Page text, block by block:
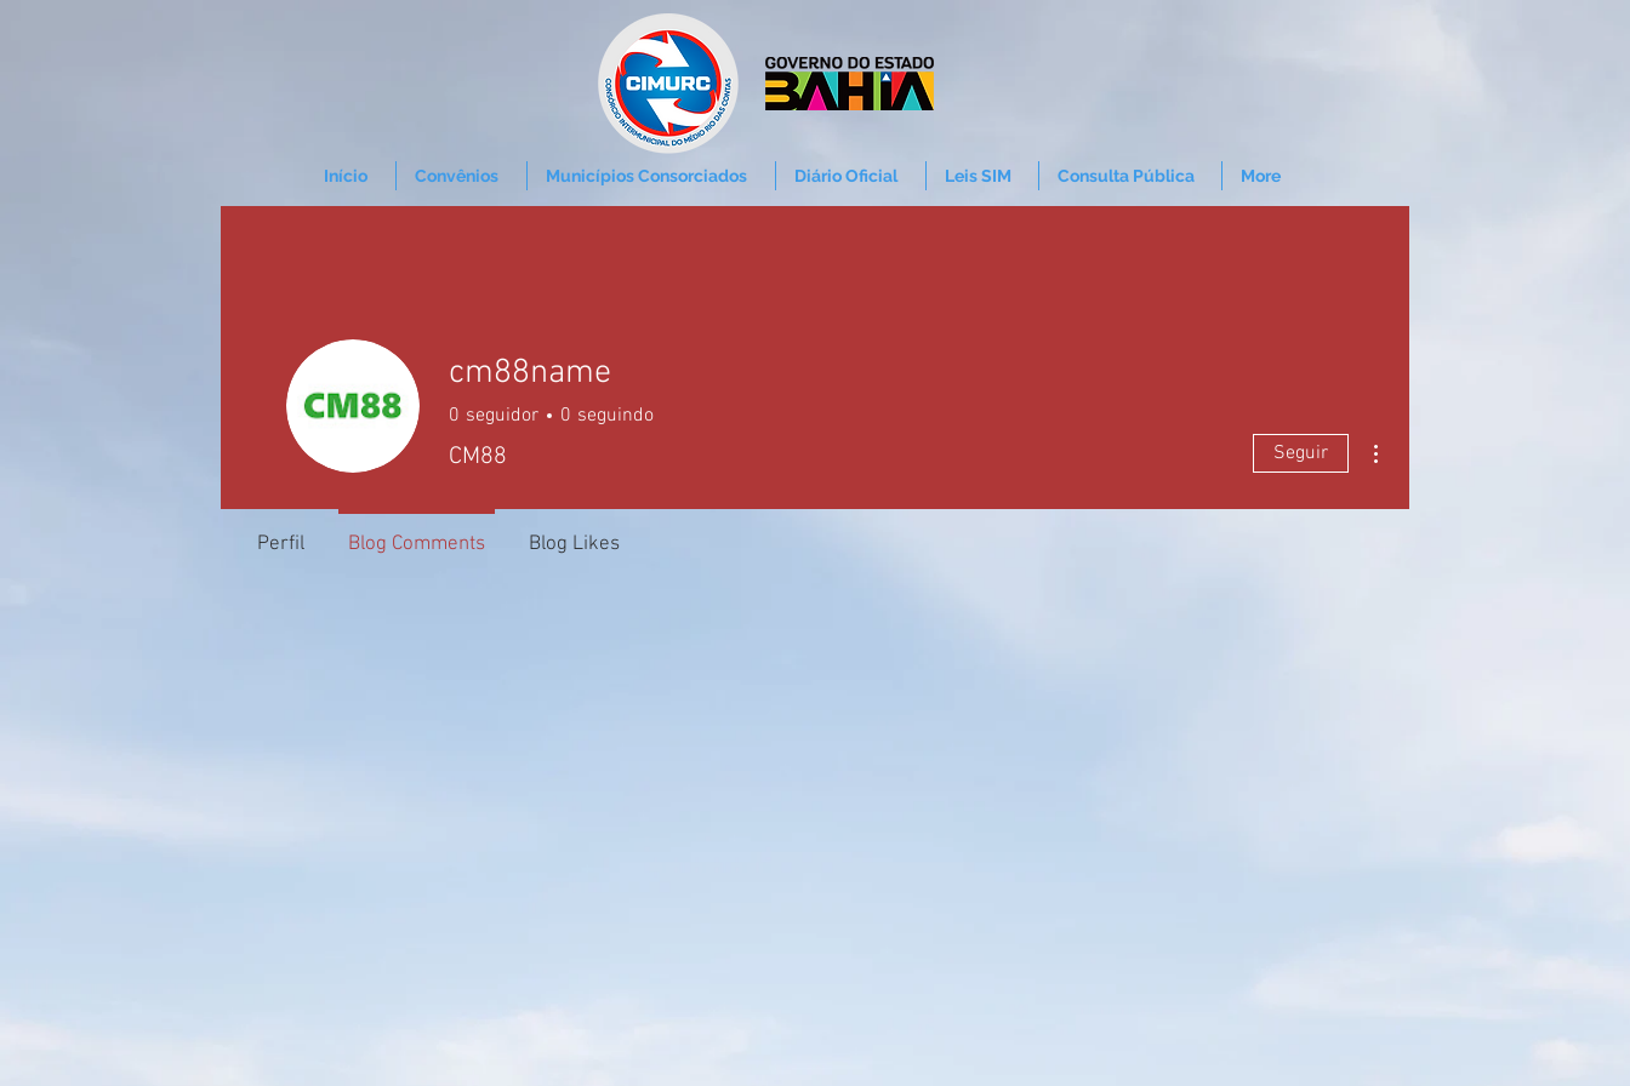
Início Convênios Municípios Consorciados Diário Oficial Leis SIM Consulta Pública More
cm88name
0 seguidor 0 seguindo
CM88 Seguir
Perfil Blog Comments Blog Likes